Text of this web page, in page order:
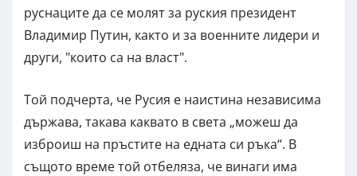
руснаците да се молят за руския президент
Владимир Путин, както и за военните лидери и
други, "които са на власт".
Той подчерта, че Русия е наистина независима
държава, такава каквато в света „можеш да
изброиш на пръстите на едната си ръка“. В
същото време той отбеляза, че винаги има